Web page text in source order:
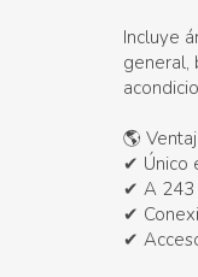
Incluye
general,
🌎
✔ Único
✔ A 243
✔
✔